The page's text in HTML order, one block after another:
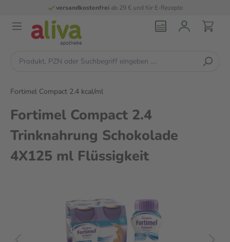
versandkostenfreiab 29 € und für E-Rezepte
Fortimel Compact 2.4 kcal/ml
Fortimel Compact 2.4
Trinknahrung Schokolade
4X125 ml Flüssigkeit